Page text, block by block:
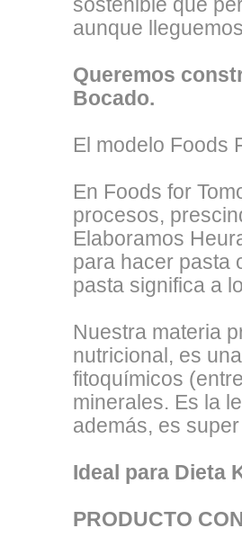
sostenible que
aunque
Queremos
Bocado.
El modelo Foods
En Foods for
procesos,
Elaboramos
para hacer pasta
pasta significa a
Nuestra materia
nutricional, es
fitoquímicos
minerales. Es la
además, es
Ideal para Dieta
PRODUCTO